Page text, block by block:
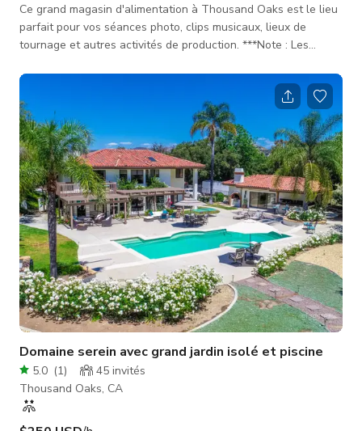
Ce grand magasin d'alimentation à Thousand Oaks est le lieu
parfait pour vos séances photo, clips musicaux, lieux de
tournage et autres activités de production. ***Note : Les
exclusivement réservé au tournage en dehors des heures
d'ouverture ou le dimanche lorsque nous sommes fermés.
Domaine serein avec grand jardin isolé et piscine
5.0 (1) 45 invités
Thousand Oaks, CA